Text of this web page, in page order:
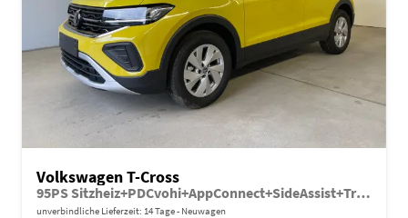
Volkswagen T-Cross
95PS Sitzheiz+PDCvohi+AppConnect+SideAssist+TravelAssist+ACC+Klima
unverbindliche Lieferzeit: 14 Tage Neuwagen